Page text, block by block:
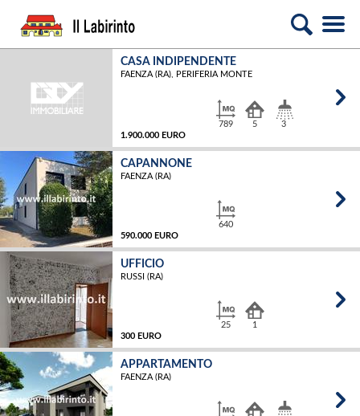
CASA INDIPENDENTE
FAENZA (RA), PERIFERIA MONTE
1.900.000 EURO
789 5 3
CAPANNONE
FAENZA (RA)
590.000 EURO
640
UFFICIO
RUSSI (RA)
300 EURO
25 1
APPARTAMENTO
FAENZA (RA)